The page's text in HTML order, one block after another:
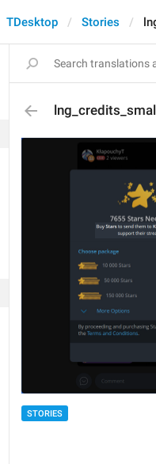
TDesktop Stories
STORIES